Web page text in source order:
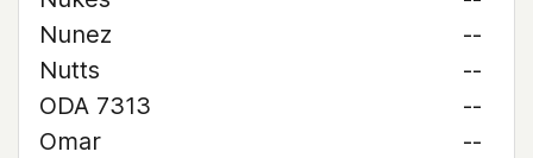
Nunez
--
Nutts
--
ODA 7313
--
Omar
--